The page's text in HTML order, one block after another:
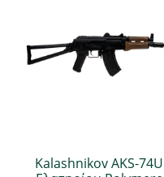
Kalashnikov ΑΚS-74U